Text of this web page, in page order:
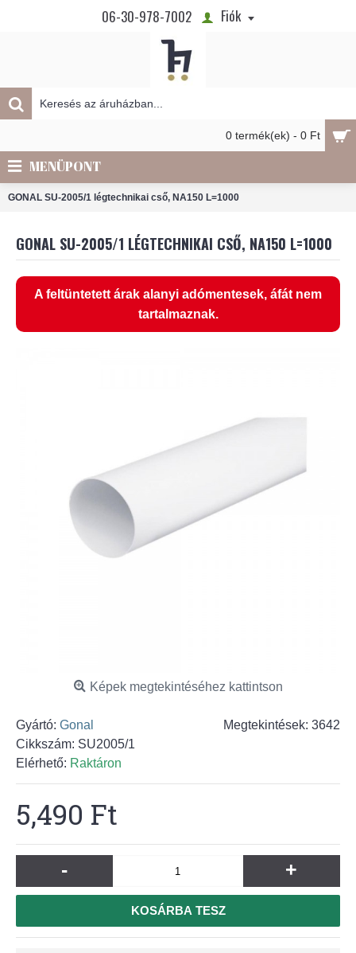
06-30-978-7002 Fiók
0 termék(ek) - 0 Ft
MENÜPONT
GONAL SU-2005/1 légtechnikai cső, NA150 L=1000
GONAL SU-2005/1 LÉGTECHNIKAI CSŐ, NA150 L=1000
A feltüntetett árak alanyi adómentesek, áfát nem
tartalmaznak.
Képek megtekintéséhez kattintson
Megtekintések: 3642
Gyártó: Gonal
Cikkszám: SU2005/1
Elérhető: Raktáron
5,490 Ft
- +
KOSÁRBA TESZ